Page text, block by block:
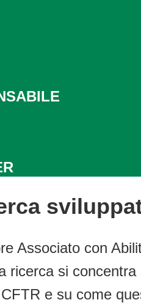
Associato con
ricerca si
e su come